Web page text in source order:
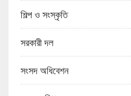
শিল্প ও সংস্কৃতি
সরকারী দল
সংসদ অধিবেশন